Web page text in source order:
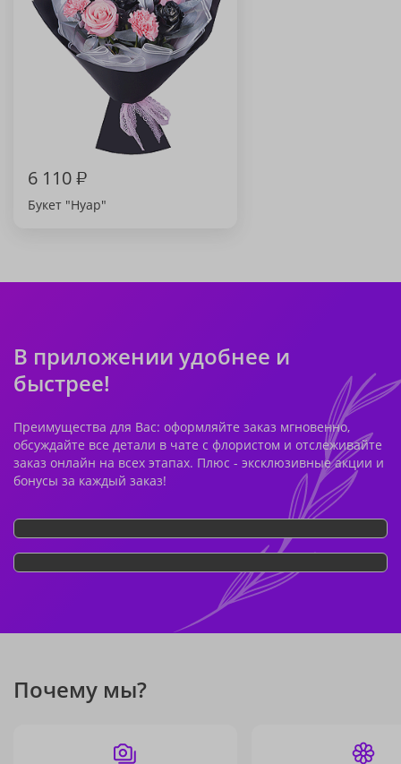
6 110₽
Букет "Нуар"
В приложении удобнее и
быстрее!
Преимущества для Вас: оформляйте заказ мгновенно,
обсуждайте все детали в чате с флористом и отслеживайте
заказ онлайн на всех этапах. Плюс - эксклюзивные акции и
бонусы за каждый заказ!
Почему мы?